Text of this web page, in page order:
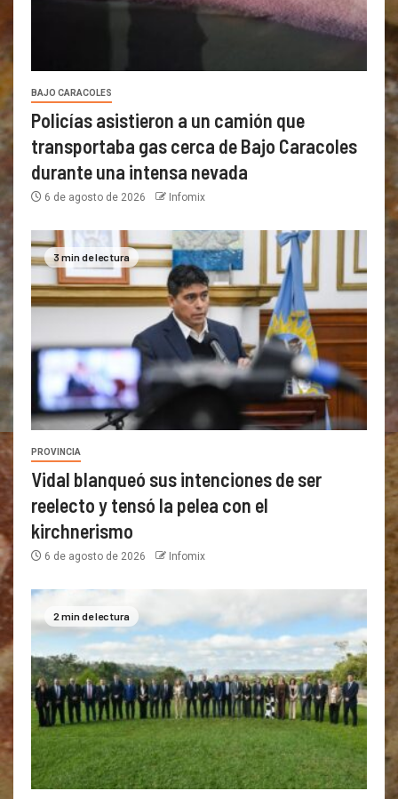
BAJO CARACOLES
Policías asistieron a un camión que
transportaba gas cerca de Bajo Caracoles
durante una intensa nevada
6 de agosto de 2026 Infomix
3 min de lectura
PROVINCIA
Vidal blanqueó sus intenciones de ser
reelecto y tensó la pelea con el
kirchnerismo
6 de agosto de 2026 Infomix
2 min de lectura